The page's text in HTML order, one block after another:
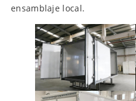
ensamblaje local.